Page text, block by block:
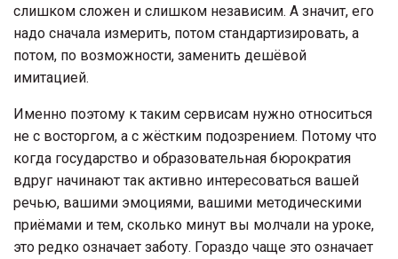
слишком сложен и слишком независим. А значит, его
надо сначала измерить, потом стандартизировать, а
потом, по возможности, заменить дешёвой
имитацией.
Именно поэтому к таким сервисам нужно относиться
не с восторгом, а с жёстким подозрением. Потому что
когда государство и образовательная бюрократия
вдруг начинают так активно интересоваться вашей
речью, вашими эмоциями, вашими методическими
приёмами и тем, сколько минут вы молчали на уроке,
это редко означает заботу. Гораздо чаще это означает